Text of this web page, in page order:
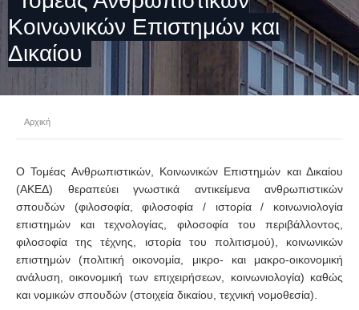
Κοινωνικών Επιστημών και
Δικαίου
Αρχική
Ο Τομέας Ανθρωπιστικών, Κοινωνικών Επιστημών και Δικαίου
(ΑΚΕΔ) θεραπεύει γνωστικά αντικείμενα ανθρωπιστικών
σπουδών (φιλοσοφία, φιλοσοφία / ιστορία / κοινωνιολογία
επιστημών και τεχνολογίας, φιλοσοφία του περιβάλλοντος,
φιλοσοφία της τέχνης, ιστορία του πολιτισμού), κοινωνικών
επιστημών (πολιτική οικονομία, μικρο- και μακρο-οικονομική
ανάλυση, οικονομική των επιχειρήσεων, κοινωνιολογία) καθώς
και νομικών σπουδών (στοιχεία δικαίου, τεχνική νομοθεσία).